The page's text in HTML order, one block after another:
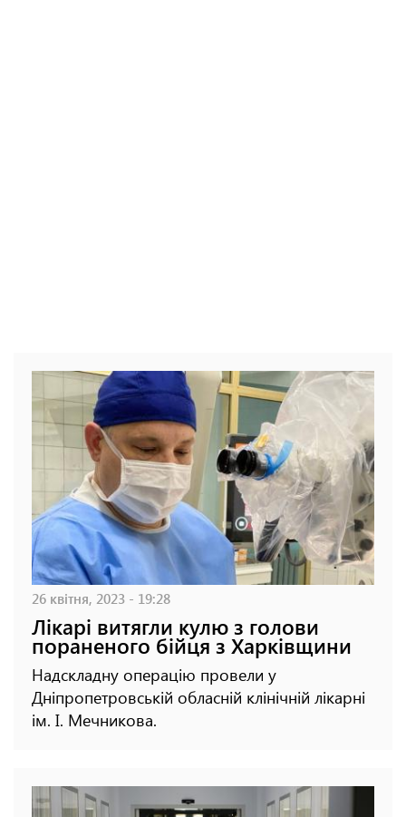
26 квітня, 2023 - 19:28
Лікарі витягли кулю з голови
пораненого бійця з Харківщини
Надскладну операцію провели у
Дніпропетровській обласній клінічній лікарні
ім. І. Мечникова.